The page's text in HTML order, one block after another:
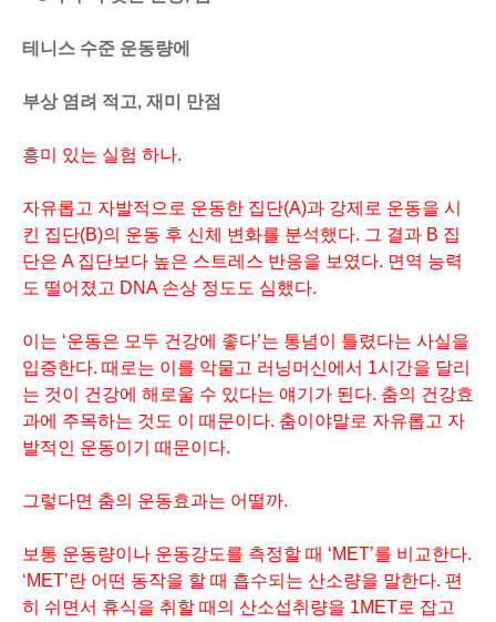
테니스 수준 운동량에
부상 염려 적고, 재미 만점
흥미 있는 실험 하나.
자유롭고 자발적으로 운동한 집단(A)과 강제로 운동을 시
킨 집단(B)의 운동 후 신체 변화를 분석했다. 그 결과 B 집
단은 A 집단보다 높은 스트레스 반응을 보였다. 면역 능력
도 떨어졌고 DNA 손상 정도도 심했다.
이는 ‘운동은 모두 건강에 좋다’는 통념이 틀렸다는 사실을
입증한다. 때로는 이를 악물고 러닝머신에서 1시간을 달리
는 것이 건강에 해로울 수 있다는 얘기가 된다. 춤의 건강효
과에 주목하는 것도 이 때문이다. 춤이야말로 자유롭고 자
발적인 운동이기 때문이다.
그렇다면 춤의 운동효과는 어떨까.
보통 운동량이나 운동강도를 측정할 때 ‘MET’를 비교한다.
‘MET’란 어떤 동작을 할 때 흡수되는 산소량을 말한다. 편
히 쉬면서 휴식을 취할 때의 산소섭취량을 1MET로 잡고